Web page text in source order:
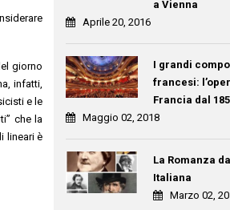
giorno
infatti,
e le
che la
lineari è
a Vienna
Aprile 20, 2016
I grandi
francesi:
Francia dal
Maggio 02, 2018
La Romanza
Italiana
Marzo 02,